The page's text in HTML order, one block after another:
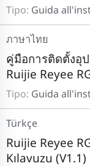
Tipo: Guida
Tipo: Guida
คู่มือการติดตั้งอุ
Ruijie Reyee
ภาษาไทย
Ruijie Reyee
Kılavuzu (V1.1)
Türkçe